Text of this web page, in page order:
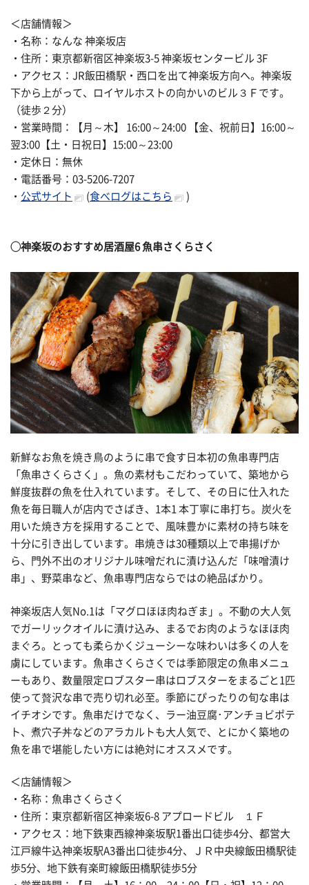
＜店舗情報＞
・名称：なんな 神楽坂店
・住所：東京都新宿区神楽坂3-5 神楽坂センタービル 3F
・アクセス：JR飯田橋駅・西口を出て神楽坂方向へ。神楽坂
下から上がって、ロイヤルホストの向かいのビル３Ｆです。
（徒歩２分）
・営業時間：【月～木】 16:00～24:00 【金、祝前日】16:00～
翌3:00【土・日祝日】15:00～23:00
・定休日：無休
・電話番号：03-5206-7207
・ 公式サイト (食べログはこちら )
◯神楽坂のおすすめ居酒屋6魚串さくらさく
新鮮なお魚を焼き鳥のように串で食す日本初の魚串専門店
「魚串さくらさく」。魚の素材もこだわっていて、築地から
鮮度抜群の魚を仕入れています。そして、その日に仕入れた
魚を毎日職人が店内でさばき、1本1 本丁寧に串打ち。炭火を
用いた焼き方を採用することで、風味豊かに素材の持ち味を
十分に引き出しています。串焼きは30種類以上で串揚げか
ら、門外不出のオリジナル味噌だれに漬け込んだ「味噌漬け
串」、野菜串など、魚串専門店ならではの絶品ばかり。
神楽坂店人気No.1は「マグロほほ肉ねぎま」。不動の大人気
でガーリックオイルに漬け込み、まるでお肉のようなほほ肉
まぐろ。とっても柔らかくジューシーな味わいは多くの人を
虜にしています。魚串さくらさくでは季節限定の魚串メニュ
ーもあり、数量限定ロブスター串はロブスターをまるごと1匹
使って贅沢な串で売り切れ必至。季節にぴったりの旬な串は
イチオシです。魚串だけでなく、ラー油豆腐･アンチョビポテ
ト、煮穴子丼などのアラカルトも大人気で、とにかく築地の
魚を串で堪能したい方には絶対にオススメです。
＜店舗情報＞
・名称：魚串さくらさく
・住所：東京都新宿区神楽坂6-8 アプロードビル １Ｆ
・アクセス：地下鉄東西線神楽坂駅1番出口徒歩4分、都営大
江戸線牛込神楽坂駅A3番出口徒歩4分、ＪＲ中央線飯田橋駅徒
歩5分、地下鉄有楽町線飯田橋駅徒歩5分